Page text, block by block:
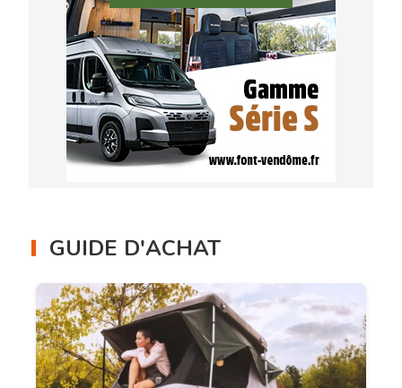
GUIDE D'ACHAT